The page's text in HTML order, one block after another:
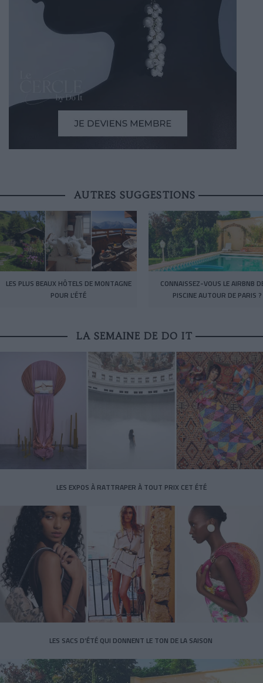
AUTRES SUGGESTIONS
LES PLUS BEAUX HÔTELS DE MONTAGNE
POUR L’ÉTÉ
CONNAISSEZ-VOUS LE AIRBNB
PISCINE AUTOUR DE PARIS ?
LA SEMAINE DE DO IT
LES EXPOS À RATTRAPER À TOUT PRIX CET ÉTÉ
LES SACS D’ÉTÉ QUI DONNENT LE TON DE LA SAISON